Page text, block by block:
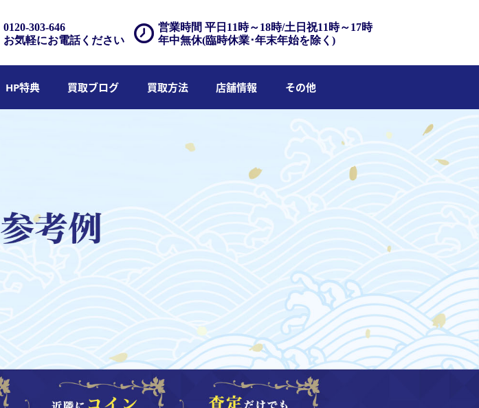
営業時間 平日11時～18時/土日祝11時～17時
年中無休(臨時休業･年末年始を除く)
0120-303-646
お気軽にお電話ください
HP特典 買取ブログ 買取方法 店舗情報 その他